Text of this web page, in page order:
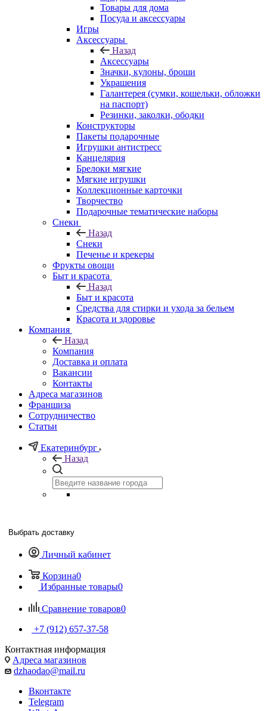
Товары для дома
Посуда и аксессуары
Игры
Аксессуары
Назад
Аксессуары
Значки, кулоны, броши
Украшения
Галантерея (сумки, кошельки, обложки
на паспорт)
Резинки, заколки, ободки
Конструкторы
Пакеты подарочные
Игрушки антистресс
Канцелярия
Брелоки мягкие
Мягкие игрушки
Коллекционные карточки
Творчество
Подарочные тематические наборы
Снеки
Назад
Снеки
Печенье и крекеры
Фрукты овощи
Быт и красота
Назад
Быт и красота
Средства для стирки и ухода за бельем
Красота и здоровье
Компания
Назад
Компания
Доставка и оплата
Вакансии
Контакты
Адреса магазинов
Франшиза
Сотрудничество
Статьи
Екатеринбург
Назад
Выбрать доставку
Личный кабинет
Корзина0
Избранные товары0
Сравнение товаров0
+7 (912) 657-37-58
Контактная информация
Адреса магазинов
dzhaodao@mail.ru
Вконтакте
Telegram